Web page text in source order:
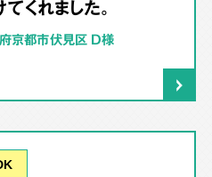
くれました。
京都市伏見区 D様